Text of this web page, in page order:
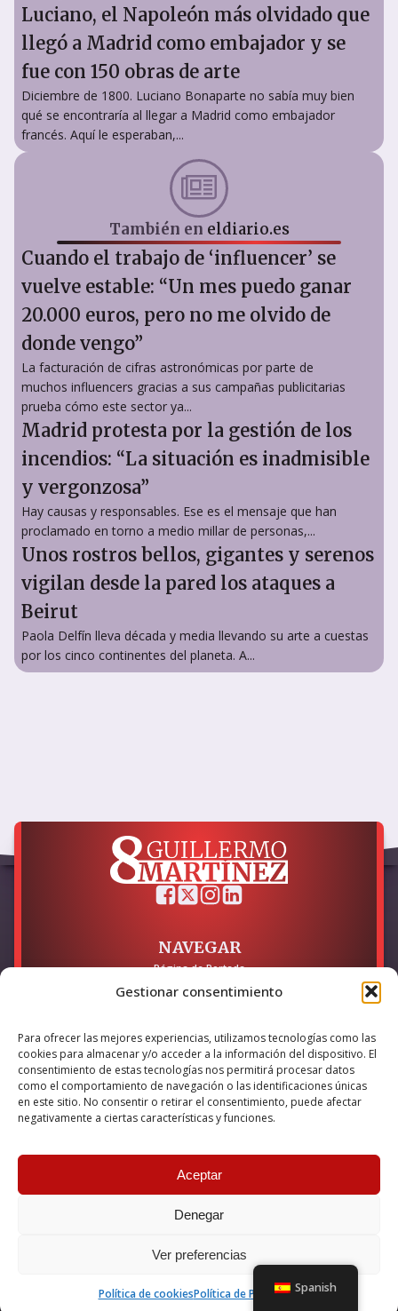
Gestionar consentimiento
Para ofrecer las mejores experiencias, utilizamos tecnologías como las
cookies para almacenar y/o acceder a la información del dispositivo. El
consentimiento de estas tecnologías nos permitirá procesar datos
como el comportamiento de navegación o las identificaciones únicas
en este sitio. No consentir o retirar el consentimiento, puede afectar
negativamente a ciertas características y funciones.
Aceptar
Denegar
Ver preferencias
Política de cookiesPolítica de Privacidad
Luciano, el Napoleón más olvidado que
llegó a Madrid como embajador y se
fue con 150 obras de arte
Diciembre de 1800. Luciano Bonaparte no sabía muy bien
qué se encontraría al llegar a Madrid como embajador
francés. Aquí le esperaban,...
También en eldiario.es
Cuando el trabajo de ‘influencer’ se
vuelve estable: “Un mes puedo ganar
20.000 euros, pero no me olvido de
donde vengo”
La facturación de cifras astronómicas por parte de
muchos influencers gracias a sus campañas publicitarias
prueba cómo este sector ya...
Madrid protesta por la gestión de los
incendios: “La situación es inadmisible
y vergonzosa”
Hay causas y responsables. Ese es el mensaje que han
proclamado en torno a medio millar de personas,...
Unos rostros bellos, gigantes y serenos
vigilan desde la pared los ataques a
Beirut
Paola Delfín lleva década y media llevando su arte a cuestas
por los cinco continentes del planeta. A...
NAVEGAR
Página de Portada
LEGAL
Política de Privacidad
Política de Cookies
Accesibilidad
Esta empresa ha sido beneficiaria del bono Kit Digital y lo ha
internet, financiado por la Unión Europea – NextGeneration EU
© 2026 Guillermo Martínez | Todos los derechos reservados |
Spanish